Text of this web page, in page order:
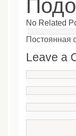
No Related
Постоянная
Leave a